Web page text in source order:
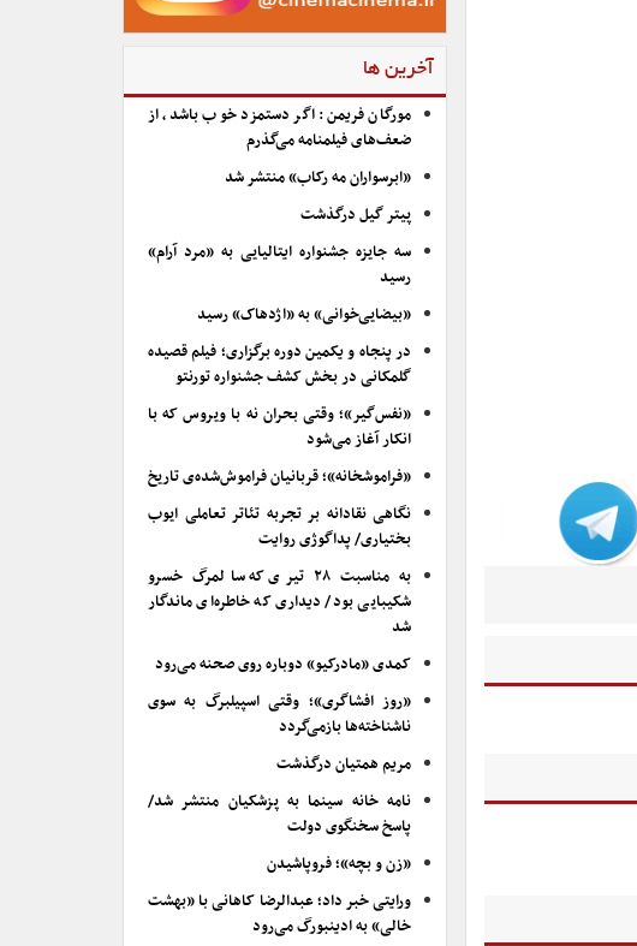
آخرین ها
مورگان فریمن: اگر دستمزد خوب باشد، از
ضعف‌های فیلمنامه می‌گذرم
«ابرسواران مه رکاب» منتشر شد
پیتر گیل درگذشت
سه جایزه جشنواره ایتالیایی به «مرد آرام»
رسید
«بیضایی‌خوانی» به «اژدهاک» رسید
در پنجاه و یکمین دوره برگزاری؛ فیلم قصیده
گلمکانی در بخش کشف جشنواره تورنتو
«نفس‌گیر»؛ وقتی بحران نه با ویروس که با
انکار آغاز می‌شود
«فراموشخانه»؛ قربانیان فراموش‌شده‌ی تاریخ
نگاهی نقادانه بر تجربه تئاتر تعاملی ایوب
بختیاری/ پداگوژی روایت
به مناسبت ۲۸ تیری که سالمرگ خسرو
شکیبایی بود/ دیداری که خاطره‌ای ماندگار
شد
کمدی «مادرکیو» دوباره روی صحنه می‌رود
«روز افشاگری»؛ وقتی اسپیلبرگ به سوی
ناشناخته‌ها بازمی‌گردد
مریم همتیان درگذشت
نامه خانه سینما به پزشکیان منتشر شد/
پاسخ سخنگوی دولت
«زن و بچه»؛ فروپاشیدن
ورایتی خبر داد؛ عبدالرضا کاهانی با «بهشت
خالی» به ادینبورگ می‌رود